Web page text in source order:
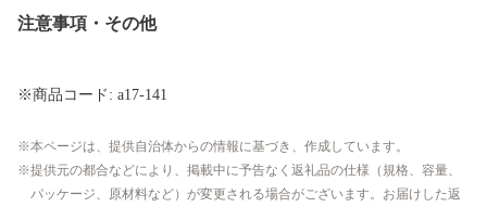
注意事項・その他
※商品コード: a17-141
本ページは、提供自治体からの情報に基づき、作成しています。
提供元の都合などにより、掲載中に予告なく返礼品の仕様（規格、容量、
パッケージ、原材料など）が変更される場合がございます。お届けした返